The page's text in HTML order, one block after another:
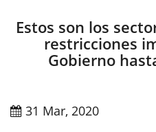
Estos son los
restricciones
Gobierno
31 Mar, 2020